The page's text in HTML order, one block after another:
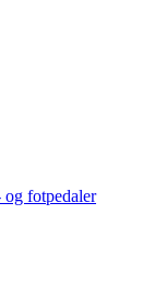
og fotpedaler